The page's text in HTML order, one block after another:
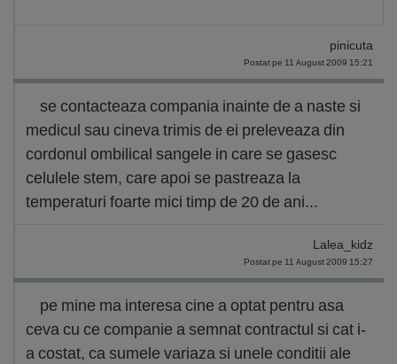
pinicuta
Postat pe 11 August 2009 15:21
se contacteaza compania inainte de a naste si
medicul sau cineva trimis de ei preleveaza din
cordonul ombilical sangele in care se gasesc
celulele stem, care apoi se pastreaza la
temperaturi foarte mici timp de 20 de ani...
Lalea_kidz
Postat pe 11 August 2009 15:27
pe mine ma interesa cine a optat pentru asa
ceva cu ce companie a semnat contractul si cat i-
a costat, ca sumele variaza si unele conditii ale